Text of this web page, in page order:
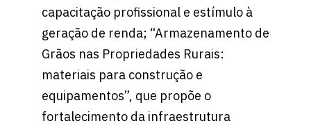
capacitação profissional e estímulo à
geração de renda; “Armazenamento de
Grãos nas Propriedades Rurais:
materiais para construção e
equipamentos”, que propõe o
fortalecimento da infraestrutura